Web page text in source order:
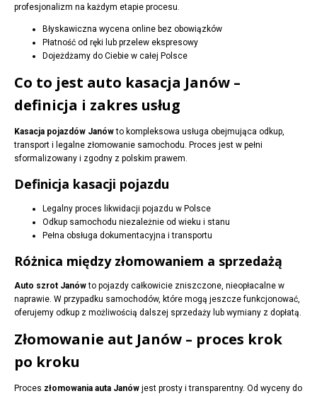
profesjonalizm na każdym etapie procesu.
Błyskawiczna wycena online bez obowiązków
Płatność od ręki lub przelew ekspresowy
Dojeżdżamy do Ciebie w całej Polsce
Co to jest auto kasacja Janów –
definicja i zakres usług
Kasacja pojazdów Janówto kompleksowa usługa obejmująca odkup,
transport i legalne złomowanie samochodu. Proces jest w pełni
sformalizowany i zgodny z polskim prawem.
Definicja kasacji pojazdu
Legalny proces likwidacji pojazdu w Polsce
Odkup samochodu niezależnie od wieku i stanu
Pełna obsługa dokumentacyjna i transportu
Różnica między złomowaniem a sprzedażą
Auto szrot Janówto pojazdy całkowicie zniszczone, nieopłacalne w
naprawie. W przypadku samochodów, które mogą jeszcze funkcjonować,
oferujemy odkup z możliwością dalszej sprzedaży lub wymiany z dopłatą.
Złomowanie aut Janów – proces krok
po kroku
Proces złomowania auta Janów jest prosty i transparentny. Od wyceny do